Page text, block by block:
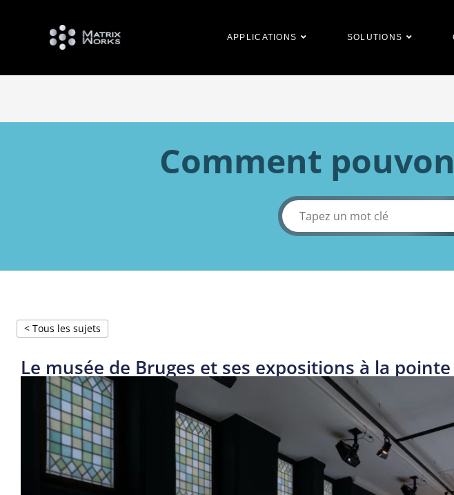
APPLICATIONS SOLUTIONS
Comment
< Tous les sujets
Le musée de Bruges et ses expositions à la